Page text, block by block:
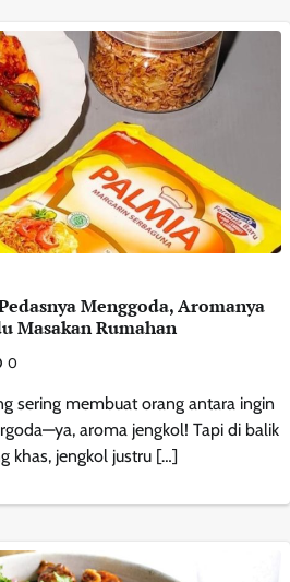
Menggoda, Aromanya
Masakan Rumahan
0
sering membuat orang antara ingin
aroma jengkol! Tapi di balik
khas, jengkol justru […]